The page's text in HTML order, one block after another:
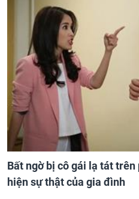
Bất ngờ bị cô gái lạ tát
hiện sự thật của gia đình